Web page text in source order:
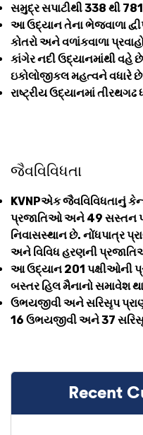
સમુદ્ર સપાટીથી 338 થી
આ ઉદ્યાન તેના ભેજવાળા
કોતરો અને વળાંકવાળા
કાંગેર નદી ઉદ્યાનમાંથી વહે છે
ઇકોલોજીકલ મહત્વને વધારે
રાષ્ટ્રીય ઉદ્યાનમાં
જૈવવિવિધતા
KVNPએક જૈવવિવિધતાનું
પ્રજાતિઓ અને 49 સસ્તન
નિવાસસ્થાન છે. નોંધપાત્ર
અને વિવિધ હરણની
આ ઉદ્યાન 201 પક્ષીઓની
બસ્તર હિલ મૈનાનો સમાવેશ
ઉભયજીવી અને સરિસૃપ
16 ઉભયજીવી અને 37
Recent